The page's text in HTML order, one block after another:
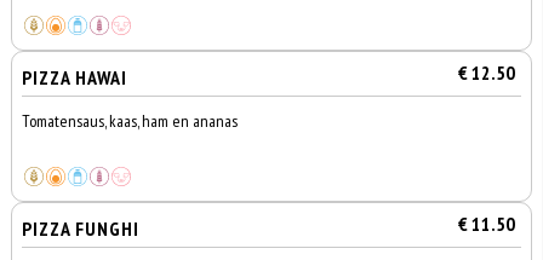
PIZZA HAWAI € 12.50
Tomatensaus, kaas, ham en ananas
PIZZA FUNGHI € 11.50